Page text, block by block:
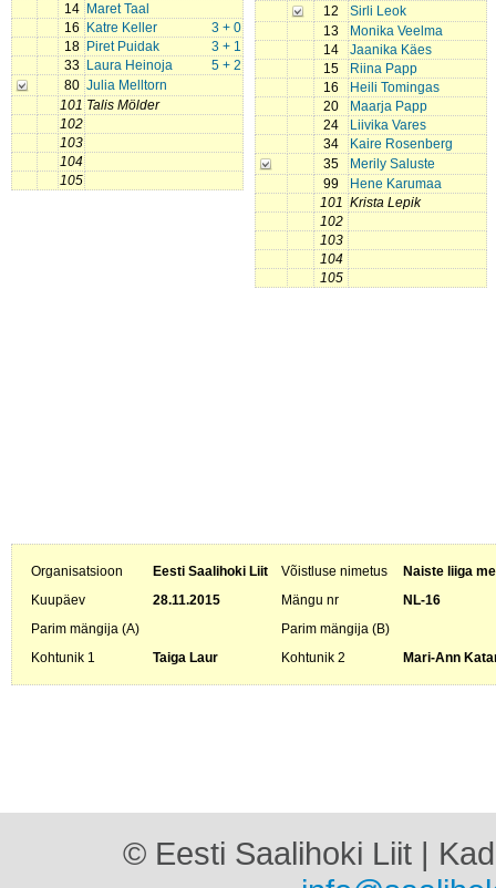
14
Maret Taal
16
3 + 0
Katre Keller
18
3 + 1
Piret Puidak
33
5 + 2
Laura Heinoja
80 Julia Melltorn
101 Talis Mölder
102
103
104
105
12
Sirli Leok
13
Monika Veelma
14
Jaanika Käes
15
Riina Papp
16
Heili Tomingas
20
Maarja Papp
24
Liivika Vares
34
Kaire Rosenberg
35
Merily Saluste
99
Hene Karumaa
101 Krista Lepik
102
103
104
105
Organisatsioon Eesti Saalihoki Liit Võistluse nimetus
Naiste liiga
Kuupäev
28.11.2015 Mängu nr
NL-16
Parim mängija (A)
Parim mängija (B)
Kohtunik 1
Taiga Laur Kohtunik 2 Mari-Ann
© Eesti Saalihoki Liit |